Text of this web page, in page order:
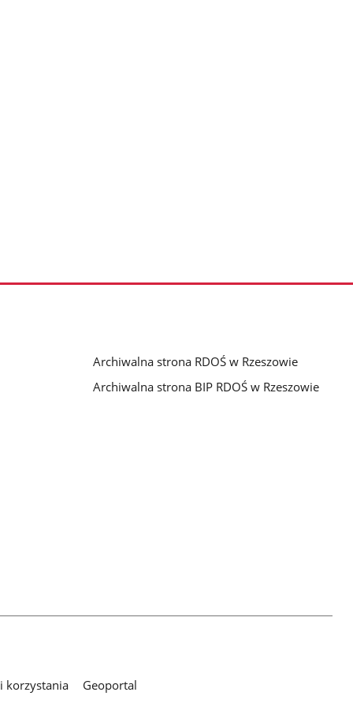
Archiwalna strona RDOŚ w Rzeszowie
Archiwalna strona BIP RDOŚ w Rzeszowie
korzystania Geoportal